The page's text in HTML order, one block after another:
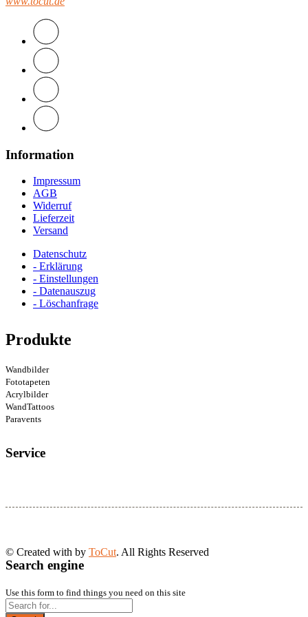
Information
Impressum
AGB
Widerruf
Lieferzeit
Versand
Datenschutz
- Erklärung
- Einstellungen
- Datenauszug
- Löschanfrage
Produkte
Wandbilder
Fototapeten
Acrylbilder
WandTattoos
Paravents
Service
© Created with by ToCut. All Rights Reserved
Search engine
Use this form to find things you need on this site